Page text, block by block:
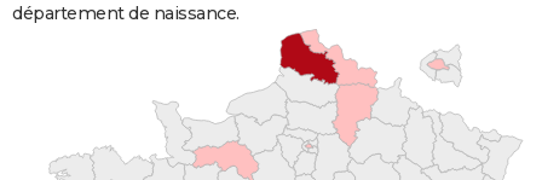
département de naissance.